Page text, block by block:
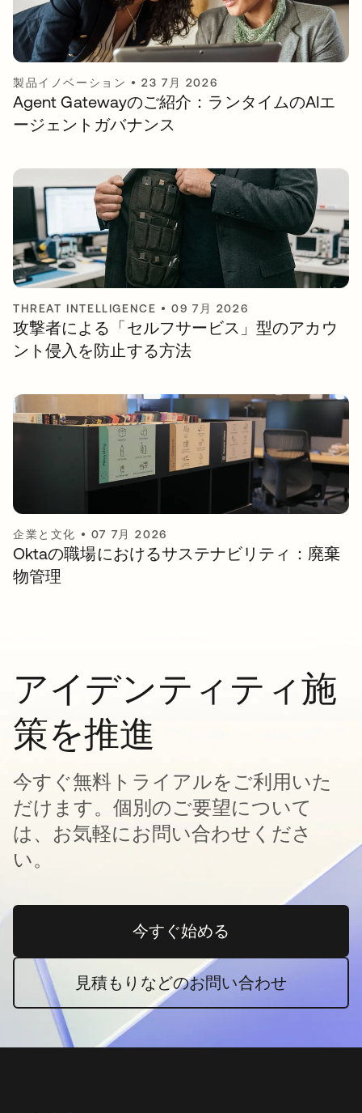
製品イノベーション •23 7月 2026
Agent Gatewayのご紹介：ランタイムのAIエ
ージェントガバナンス
THREAT INTELLIGENCE •09 7月 2026
攻撃者による「セルフサービス」型のアカウ
ント侵入を防止する方法
企業と文化 • 07 7月 2026
Oktaの職場におけるサステナビリティ：廃棄
物管理
アイデンティティ施
策を推進
今すぐ無料トライアルをご利用いた
だけます。個別のご要望について
は、お気軽にお問い合わせくださ
い。
今すぐ始める新しいタブで開く
見積もりなどのお問い合わせ